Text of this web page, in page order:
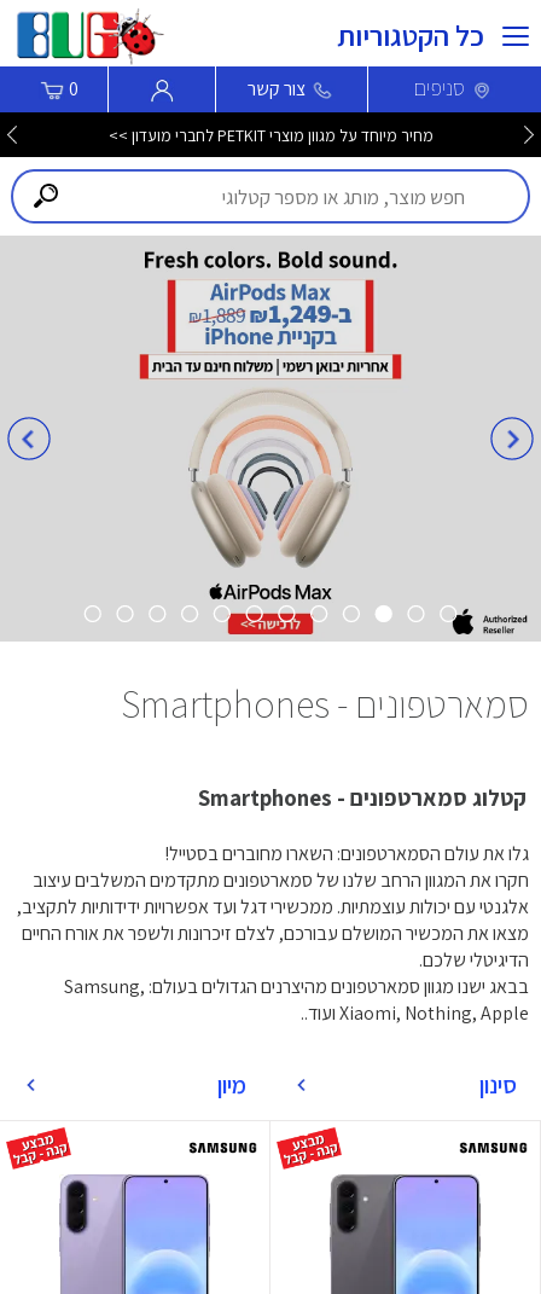
כל הקטגוריות
סניפים צור קשר 0
מחיר מיוחד על מגוון מוצרי PETKIT לחברי מועדון >>
סמארטפונים - Smartphones
קטלוג סמארטפונים - Smartphones
גלו את עולם הסמארטפונים: השארו מחוברים בסטייל!
חקרו את המגוון הרחב שלנו של סמארטפונים מתקדמים המשלבים עיצוב
אלגנטי עם יכולות עוצמתיות. ממכשירי דגל ועד אפשרויות ידידותיות לתקציב,
מצאו את המכשיר המושלם עבורכם, לצלם זיכרונות ולשפר את אורח החיים
הדיגיטלי שלכם.
בבאג ישנו מגוון סמארטפונים מהיצרנים הגדולים בעולם: Samsung,
Xiaomi, Nothing, Apple ועוד..
סינון מיון